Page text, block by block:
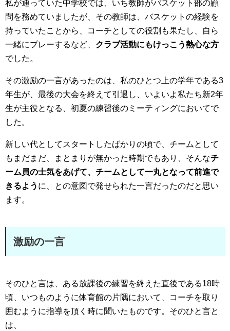
私が通っていた中学校では、いち教師がバスケット部の顧
問を務めていましたが、その教師は、バスケットの経験を
持っていたことから、コーチとしての役割も果たし、自ら
一緒にプレーするなど、 クラブ活動にもけっこう熱心な方
でした。
その激励の一言があったのは、私のひとつ上の学年である3
年生が、最後の大会を終えて引退し、いよいよ私たち新2年
生が主役となる、初夏の練習後のミーティングにおいてで
した。
新しい代としてスタートしたばかりの頃で、チームとして
もまだまだ、まとまりが無かった時期でもあり、そんなチ
ーム員の士気をあげて、チームとして一丸となって前進で
きるよう に、との意図で発せられた一言だったのだと思い
ます。
激励の一言
そのひと言は、ある放課後の練習を終えた直後である18時
頃、いつものように体育館の片隅において、コーチを取り
囲むように指導を頂く時に聞いたものです。そのひと言と
は、